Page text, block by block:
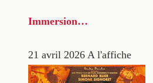
Immersion…
21 avril 2026 A l'affiche